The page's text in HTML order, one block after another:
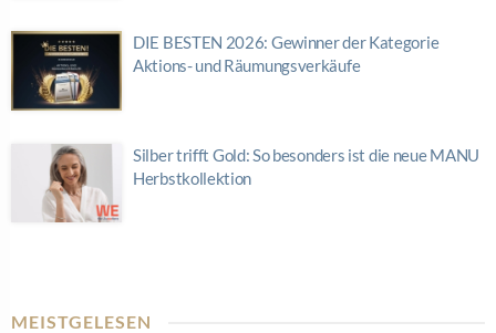
DIE BESTEN 2026: Gewinner der Kategorie
Aktions- und Räumungsverkäufe
Silber trifft Gold: So besonders ist die neue MANU
Herbstkollektion
MEISTGELESEN